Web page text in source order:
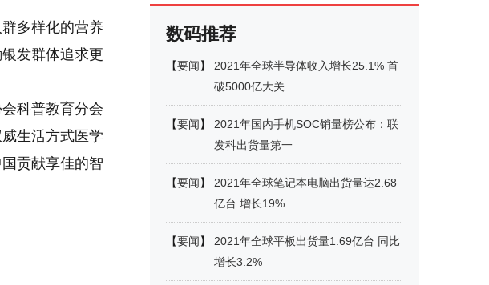
多样化的营养
发群体追求更
科普教育分会
生活方式医学
贡献享佳的智
数码推荐
【要闻】
2021年全球半导体收入增长25.1% 首
破5000亿大关
【要闻】
2021年国内手机SOC销量榜公布：联
发科出货量第一
【要闻】
2021年全球笔记本电脑出货量达2.68
亿台 增长19%
【要闻】
2021年全球平板出货量1.69亿台 同比
增长3.2%